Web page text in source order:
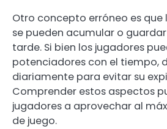
Otro concepto erróneo es
se pueden acumular o
tarde. Si bien los jugadores
potenciadores con el tiempo,
diariamente para evitar su
Comprender estos aspectos
jugadores a aprovechar al
de juego.